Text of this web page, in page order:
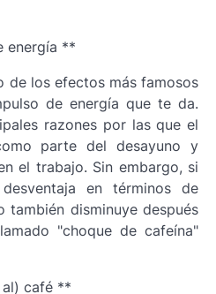
energía **
de los efectos más famosos
de energía que te da.
razones por las que el
parte del desayuno y
el trabajo. Sin embargo, si
en términos de
también disminuye después
"choque de cafeína"
café **